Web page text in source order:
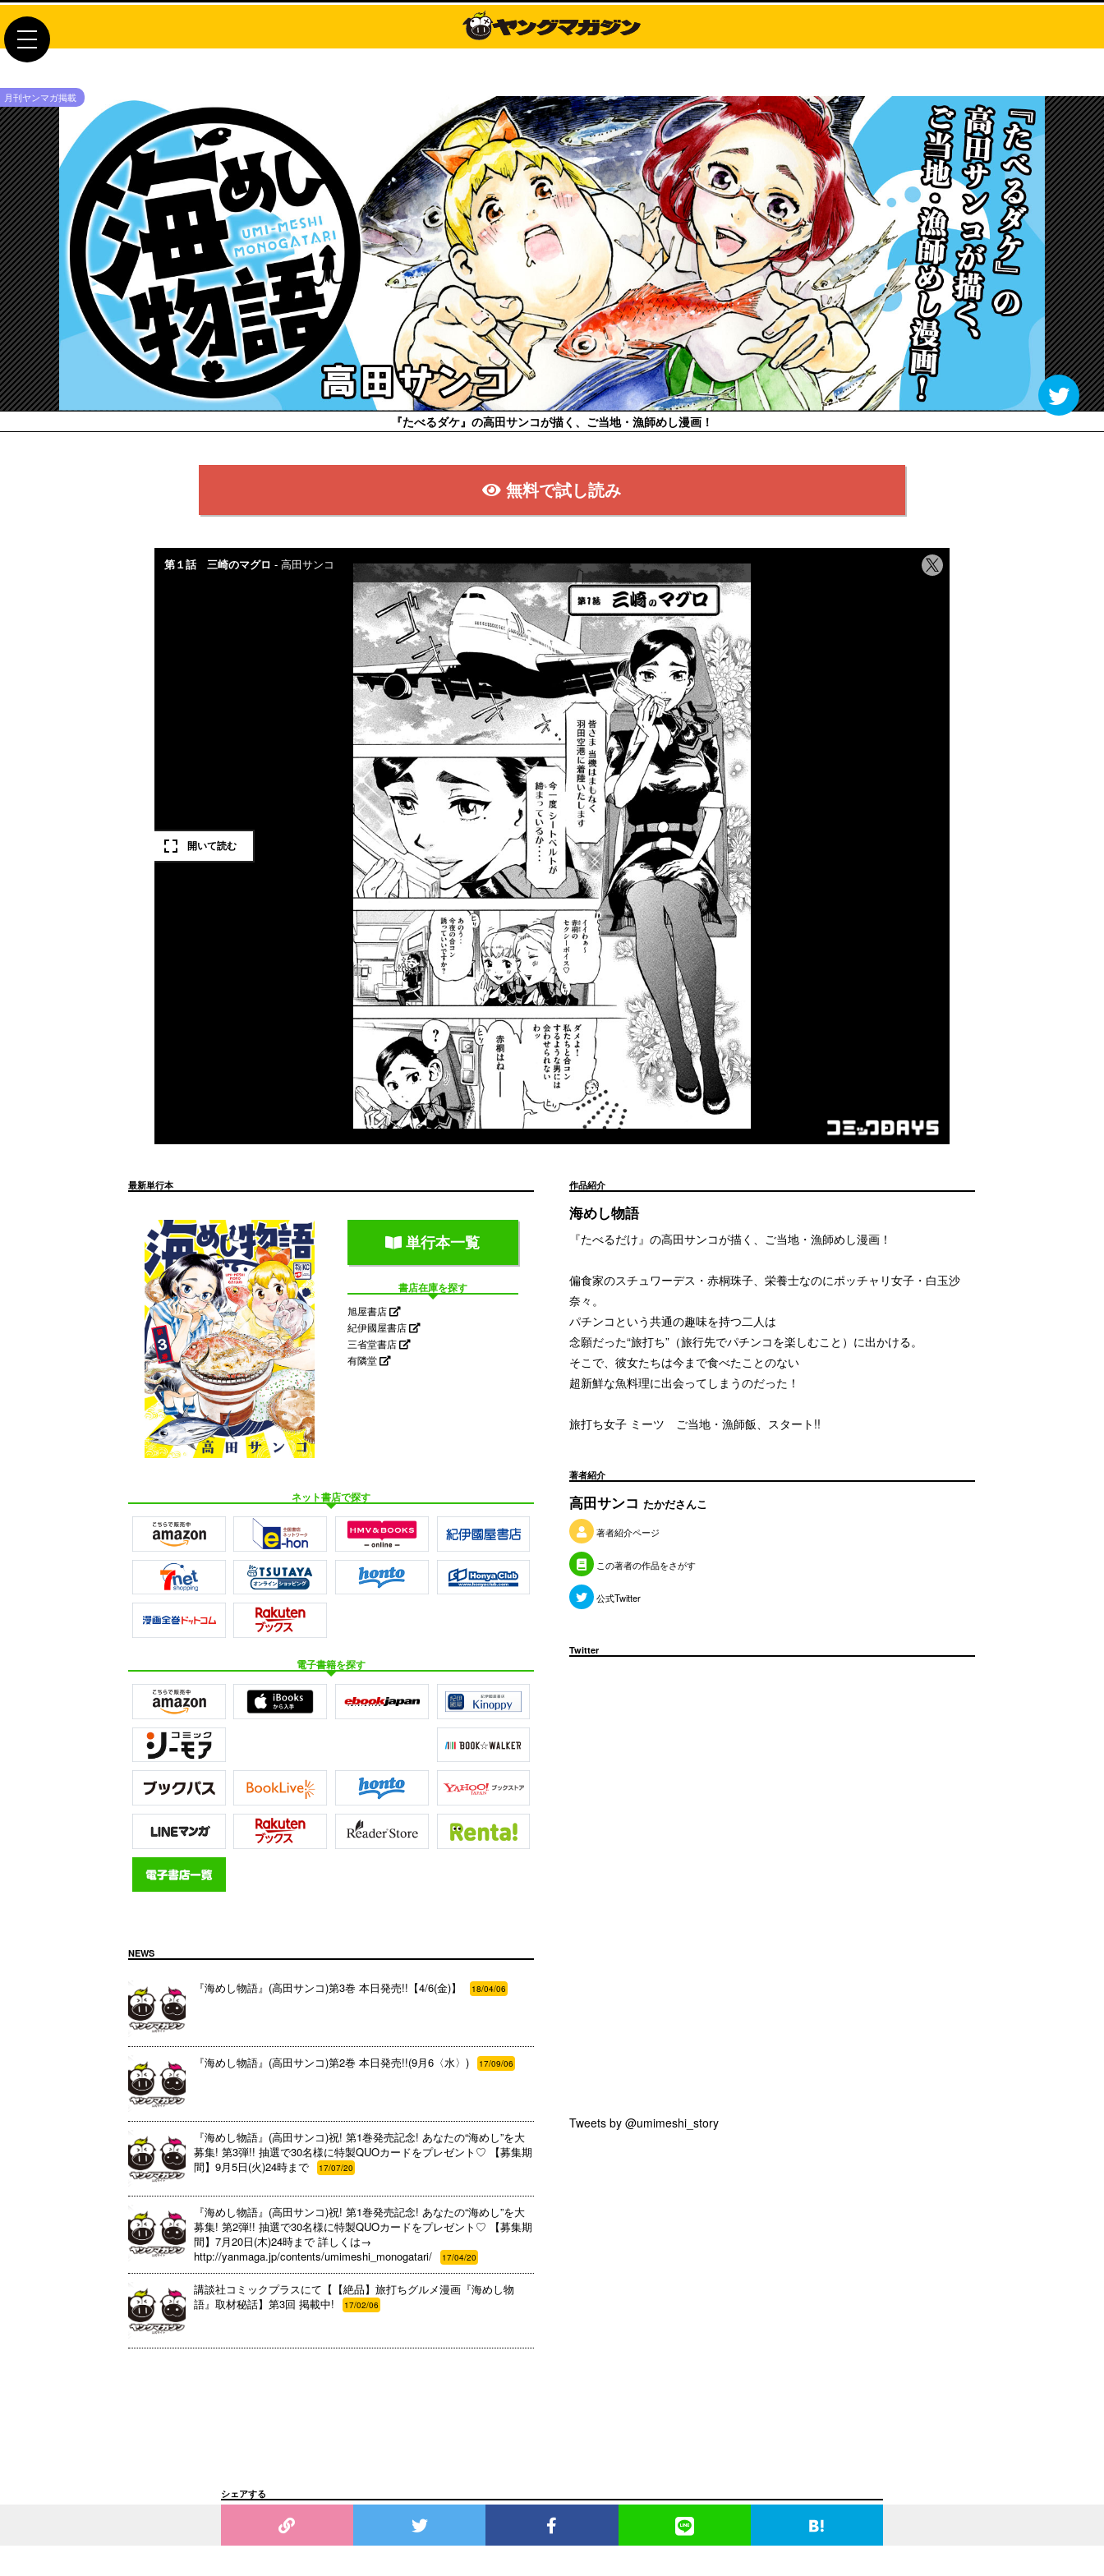
toggle
月刊ヤンマガ掲載
『たべるダケ』の高田サンコが描く、ご当地・漁師めし漫画！
無料で試し読み
最新単行本
単行本一覧
書店在庫を探す
旭屋書店
紀伊國屋書店
三省堂書店
有隣堂
ネット書店で探す
電子書籍を探す
作品紹介
海めし物語
『たべるだけ』の高田サンコが描く、ご当地・漁師めし漫画！
偏食家のスチュワーデス・赤桐珠子、栄養士なのにポッチャリ女子・白玉沙
奈々。
パチンコという共通の趣味を持つ二人は
念願だった“旅打ち”（旅行先でパチンコを楽しむこと）に出かける。
そこで、彼女たちは今まで食べたことのない
超新鮮な魚料理に出会ってしまうのだった！
旅打ち女子 ミーツ ご当地・漁師飯、スタート!!
著者紹介
高田サンコ たかださんこ
著者紹介ページ
この著者の作品をさがす
公式Twitter
Twitter
Tweets by @umimeshi_story
NEWS
『海めし物語』(高田サンコ)第3巻 本日発売!!【4/6(金)】 18/04/06
『海めし物語』(高田サンコ)第2巻 本日発売!!(9月6〈水〉) 17/09/06
『海めし物語』(高田サンコ)祝! 第1巻発売記念! あなたの“海めし”を大
募集! 第3弾!! 抽選で30名様に特製QUOカードをプレゼント♡ 【募集期
間】9月5日(火)24時まで
17/07/20
『海めし物語』(高田サンコ)祝! 第1巻発売記念! あなたの“海めし”を大
募集! 第2弾!! 抽選で30名様に特製QUOカードをプレゼント♡ 【募集期
間】7月20日(木)24時まで 詳しくは→
http://yanmaga.jp/contents/umimeshi_monogatari/
17/04/20
講談社コミックプラスにて【【絶品】旅打ちグルメ漫画『海めし物
語』取材秘話】第3回 掲載中!
17/02/06
シェアする